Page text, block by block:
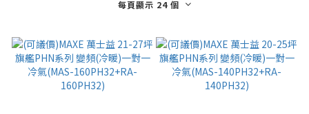
每頁顯示 24 個